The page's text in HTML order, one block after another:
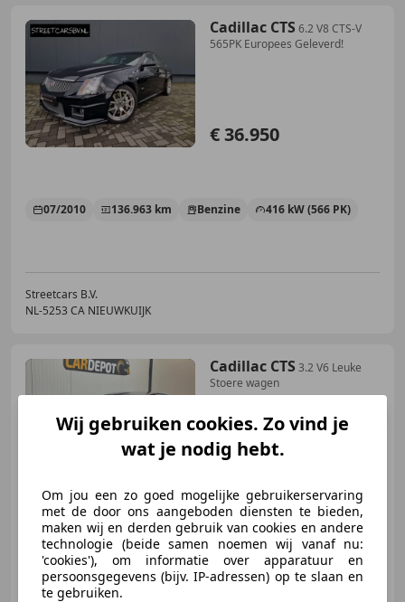
Cadillac CTS 6.2 V8 CTS-V
565PK Europees Geleverd!
€ 36.950
07/2010 136.963 km Benzine 416 kW (566 PK)
Streetcars B.V.
NL-5253 CA NIEUWKUIJK
Cadillac CTS 3.2 V6 Leuke
Stoere wagen
07/2004 211.222 km Benzine 160 kW (218 PK)
Wij gebruiken cookies. Zo vind je
wat je nodig hebt.
Om jou een zo goed mogelijke gebruikerservaring
met de door ons aangeboden diensten te bieden,
maken wij en derden gebruik van cookies en andere
technologie (beide samen noemen wij vanaf nu:
'cookies'), om informatie over apparatuur en
persoonsgegevens (bijv. IP-adressen) op te slaan en
te gebruiken.